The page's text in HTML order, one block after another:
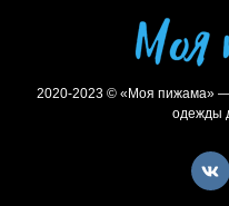
2020-2023 © «Моя пижама»
одежды